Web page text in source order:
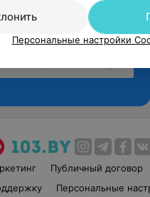
Публичный договор
Персональные
Персональные настройки